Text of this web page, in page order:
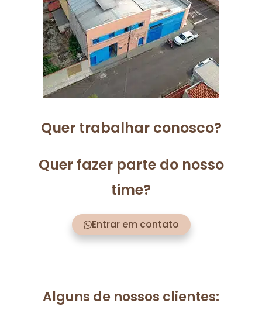
Quer trabalhar conosco?
Quer fazer parte do nosso
time?
Entrar em contato
Alguns de nossos clientes: